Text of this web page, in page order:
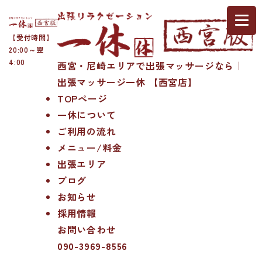
【受付時間】
20:00～翌
4:00
西宮・尼崎エリアで出張マッサージなら｜
出張マッサージ一休 【西宮店】
TOPページ
一休について
ご利用の流れ
メニュー/料金
出張エリア
ブログ
お知らせ
採用情報
お問い合わせ
090-3969-8556